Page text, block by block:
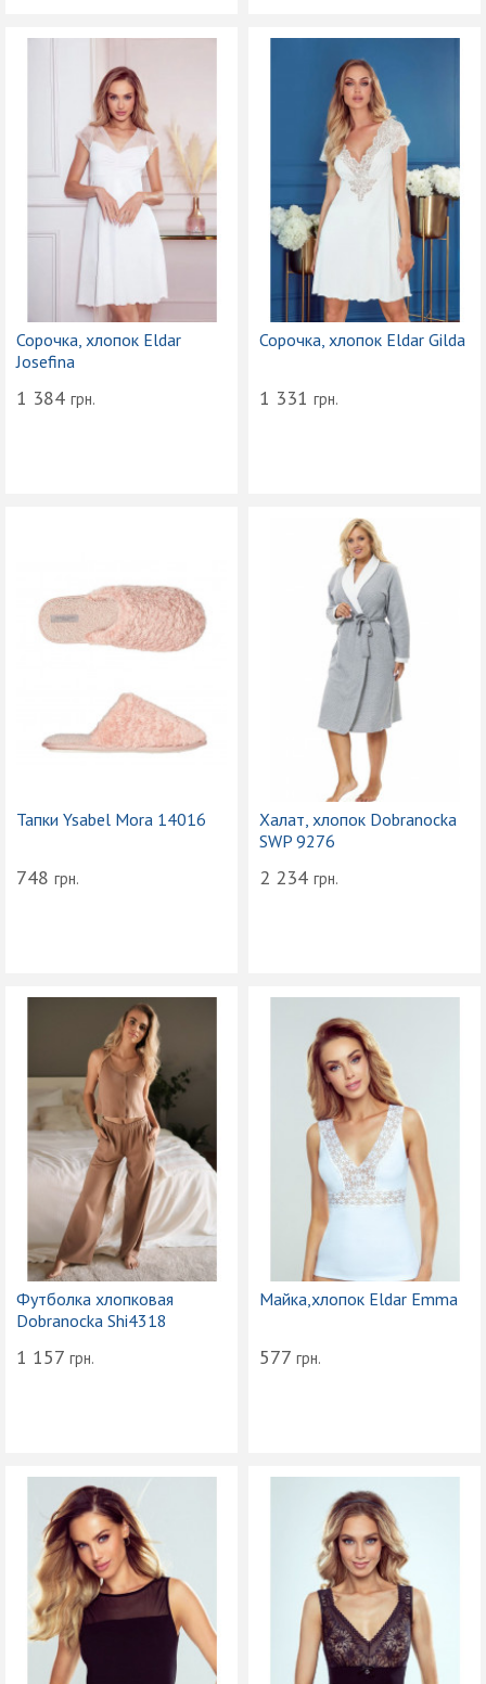
Сорочка, хлопок Eldar
Josefina
1 384 грн.
Сорочка, хлопок Eldar Gilda
1 331 грн.
Тапки Ysabel Mora 14016
748 грн.
Халат, хлопок Dobranocka
SWP 9276
2 234 грн.
Футболка хлопковая
Dobranocka Shi4318
1 157 грн.
Майка,хлопок Eldar Emma
577 грн.